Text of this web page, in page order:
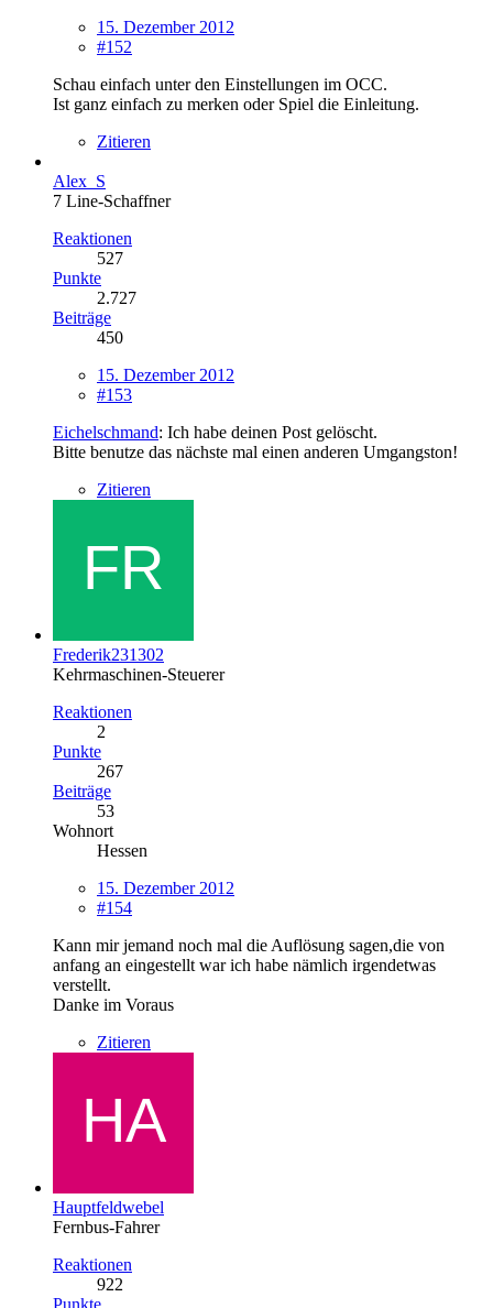
15. Dezember 2012
#152
Schau einfach unter den Einstellungen im OCC.
Ist ganz einfach zu merken oder Spiel die Einleitung.
Zitieren
Alex_S
7 Line-Schaffner
Reaktionen
527
Punkte
2.727
Beiträge
450
15. Dezember 2012
#153
Eichelschmand: Ich habe deinen Post gelöscht.
Bitte benutze das nächste mal einen anderen Umgangston!
Zitieren
Frederik231302
Kehrmaschinen-Steuerer
Reaktionen
2
Punkte
267
Beiträge
53
Wohnort
Hessen
15. Dezember 2012
#154
Kann mir jemand noch mal die Auflösung sagen,die von
anfang an eingestellt war ich habe nämlich irgendetwas
verstellt.
Danke im Voraus
Zitieren
Hauptfeldwebel
Fernbus-Fahrer
Reaktionen
922
Punkte